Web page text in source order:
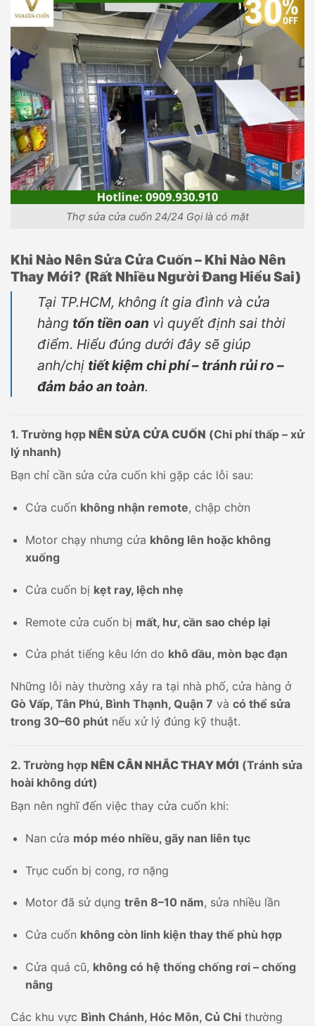
Thợ sửa cửa cuốn 24/24 Gọi là có mặt
Khi Nào Nên Sửa Cửa Cuốn – Khi Nào Nên
Thay Mới? (Rất Nhiều Người Đang Hiểu Sai)
Tại TP.HCM, không ít gia đình và cửa
hàng tốn tiền oan vì quyết định sai thời
điểm. Hiểu đúng dưới đây sẽ giúp
anh/chị tiết kiệm chi phí – tránh rủi ro –
đảm bảo an toàn.
1. Trường hợp NÊN SỬA CỬA CUỐN (Chi phí thấp – xử
lý nhanh)
Bạn chỉ cần sửa cửa cuốn khi gặp các lỗi sau:
Cửa cuốn không nhận remote, chập chờn
Motor chạy nhưng cửa không lên hoặc không
xuống
Cửa cuốn bị kẹt ray, lệch nhẹ
Remote cửa cuốn bị mất, hư, cần sao chép lại
Cửa phát tiếng kêu lớn do khô dầu, mòn bạc đạn
Những lỗi này thường xảy ra tại nhà phố, cửa hàng ở
Gò Vấp, Tân Phú, Bình Thạnh, Quận 7 và có thể sửa
trong 30–60 phút nếu xử lý đúng kỹ thuật.
2. Trường hợp NÊN CÂN NHẮC THAY MỚI (Tránh sửa
hoài không dứt)
Bạn nên nghĩ đến việc thay cửa cuốn khi:
Nan cửa móp méo nhiều, gãy nan liên tục
Trục cuốn bị cong, rơ nặng
Motor đã sử dụng trên 8–10 năm, sửa nhiều lần
Cửa cuốn không còn linh kiện thay thế phù hợp
Cửa quá cũ, không có hệ thống chống rơi – chống
nâng
Các khu vực Bình Chánh, Hóc Môn, Củ Chi thường